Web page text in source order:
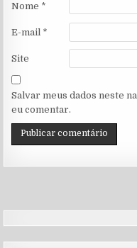
Nome *
E-mail *
Site
Salvar meus dados neste
eu comentar.